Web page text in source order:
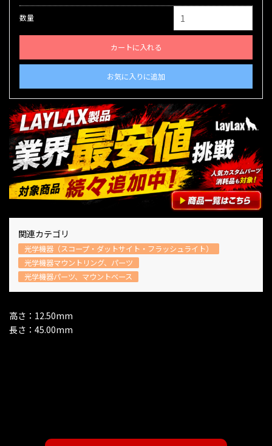
数量
カートに入れる
お気に入りに追加
関連カテゴリ
光学機器（スコープ・ダットサイト・フラッシュライト）
光学機器マウントリング、パーツ
光学機器パーツ、マウントベース
高さ：12.50mm
長さ：45.00mm